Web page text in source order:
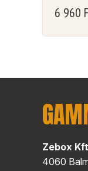
6 960
Zebox
4060